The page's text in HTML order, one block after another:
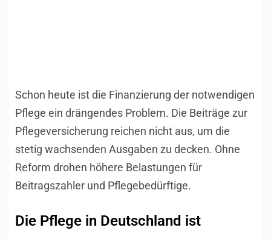
Schon heute ist die Finanzierung der notwendigen
Pflege ein drängendes Problem. Die Beiträge zur
Pflegeversicherung reichen nicht aus, um die
stetig wachsenden Ausgaben zu decken. Ohne
Reform drohen höhere Belastungen für
Beitragszahler und Pflegebedürftige.
Die Pflege in Deutschland ist